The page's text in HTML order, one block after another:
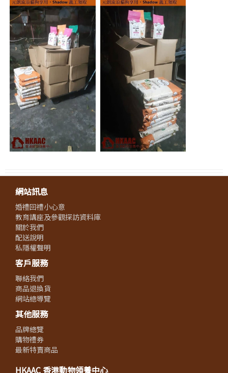
網站訊息
婚禮回禮小心意
教育講座及參觀探訪資料庫
關於我們
配送說明
私隱權聲明
客戶服務
聯絡我們
商品退換貨
網站總導覽
其他服務
品牌總覽
購物禮券
最新特賣商品
HKAAC 香港動物領養中心